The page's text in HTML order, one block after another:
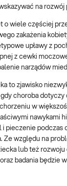
na
o wiele częściej
zakażenia
upławy z
z cewki
narządów
to zjawisko
choroba
w
nawykami
i pieczenie
Ze względu na
lub też
badania będzie